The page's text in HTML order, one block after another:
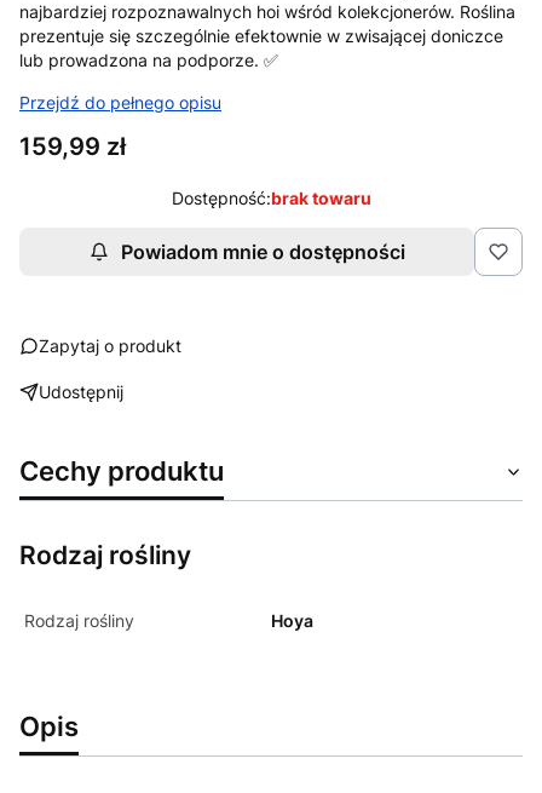
najbardziej rozpoznawalnych hoi wśród kolekcjonerów. Roślina
prezentuje się szczególnie efektownie w zwisającej doniczce
lub prowadzona na podporze. ✅
Przejdź do pełnego opisu
Cena
159,99 zł
Dostępność:brak towaru
Powiadom mnie o dostępności
Zapytaj o produkt
Udostępnij
Cechy produktu
Rodzaj rośliny
Rodzaj rośliny Hoya
Opis